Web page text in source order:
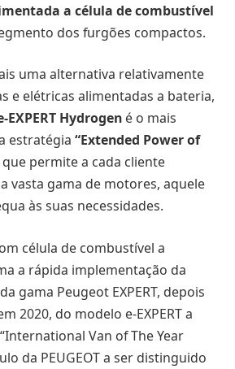
a célula de combustível
dos furgões compactos.
uma alternativa relativamente
e elétricas alimentadas a bateria,
EXPERT Hydrogen é o mais
estratégia “Extended Power of
permite a cada cliente
vasta gama de motores, aquele
às suas necessidades.
célula de combustível a
a rápida implementação da
gama Peugeot EXPERT, depois
2020, do modelo e-EXPERT a
Van of The Year
da PEUGEOT a ser distinguido